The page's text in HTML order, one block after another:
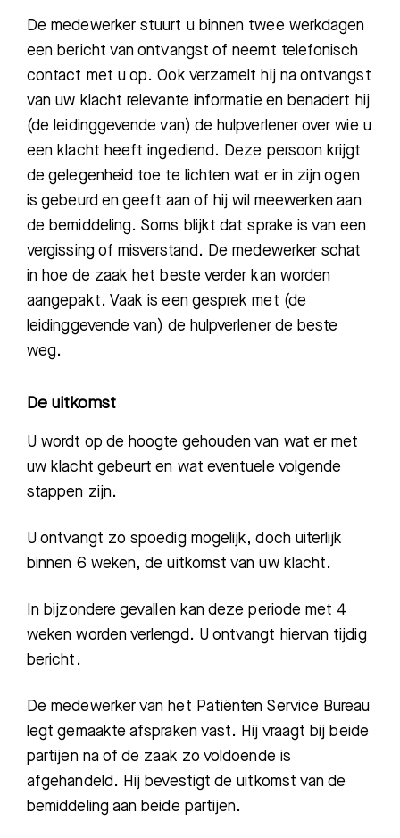
De medewerker stuurt u binnen twee werkdagen
een bericht van ontvangst of neemt telefonisch
contact met u op. Ook verzamelt hij na ontvangst
van uw klacht relevante informatie en benadert hij
(de leidinggevende van) de hulpverlener over wie u
een klacht heeft ingediend. Deze persoon krijgt
de gelegenheid toe te lichten wat er in zijn ogen
is gebeurd en geeft aan of hij wil meewerken aan
de bemiddeling. Soms blijkt dat sprake is van een
vergissing of misverstand. De medewerker schat
in hoe de zaak het beste verder kan worden
aangepakt. Vaak is een gesprek met (de
leidinggevende van) de hulpverlener de beste
weg.
De uitkomst
U wordt op de hoogte gehouden van wat er met
uw klacht gebeurt en wat eventuele volgende
stappen zijn.
U ontvangt zo spoedig mogelijk, doch uiterlijk
binnen 6 weken, de uitkomst van uw klacht.
In bijzondere gevallen kan deze periode met 4
weken worden verlengd. U ontvangt hiervan tijdig
bericht.
De medewerkervan het Patiënten Service Bureau
legt gemaakte afspraken vast. Hij vraagt bij beide
partijen na of de zaak zo voldoende is
afgehandeld. Hij bevestigt de uitkomst van de
bemiddeling aan beide partijen.